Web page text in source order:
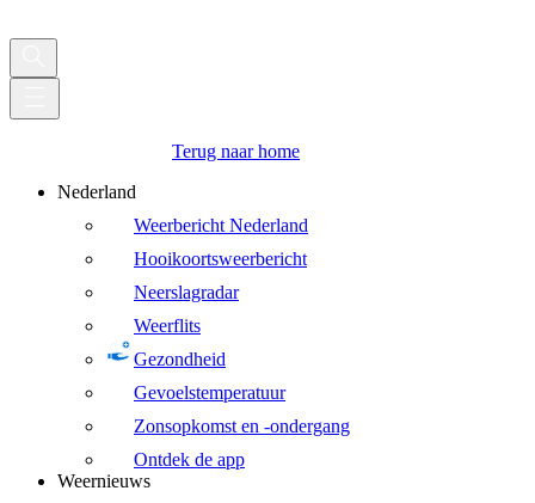
Terug naar home
Nederland
Weerbericht Nederland
Hooikoortsweerbericht
Neerslagradar
Weerflits
Gezondheid
Gevoelstemperatuur
Zonsopkomst en -ondergang
Ontdek de app
Weernieuws